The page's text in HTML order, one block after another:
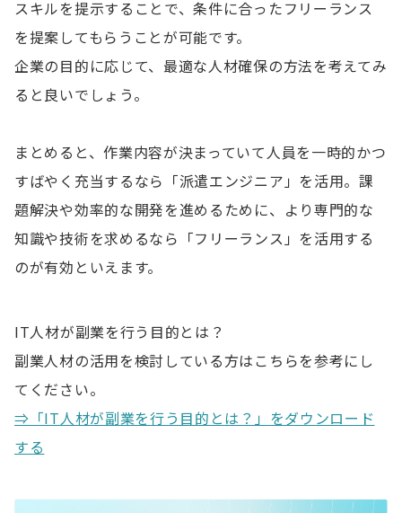
スキルを提示することで、条件に合ったフリーランス
を提案してもらうことが可能です。
企業の目的に応じて、最適な人材確保の方法を考えてみ
ると良いでしょう。
まとめると、作業内容が決まっていて人員を一時的かつ
すばやく充当するなら「派遣エンジニア」を活用。課
題解決や効率的な開発を進めるために、より専門的な
知識や技術を求めるなら「フリーランス」を活用する
のが有効といえます。
IT人材が副業を行う目的とは？
副業人材の活用を検討している方はこちらを参考にし
てください。
⇒「IT人材が副業を行う目的とは？」をダウンロード
する